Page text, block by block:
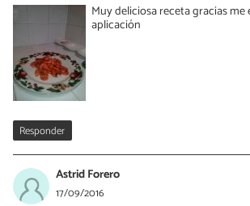
Muy deliciosa receta gracias
aplicación
Responder
Astrid Forero
17/09/2016